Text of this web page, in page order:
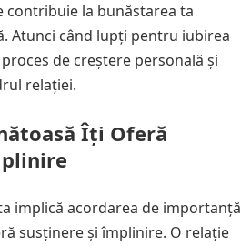
contribuie la bunăstarea ta
Atunci când lupți pentru iubirea
de creștere personală și
relației.
Îți Oferă
implică acordarea de importanță
susținere și împlinire. O relație